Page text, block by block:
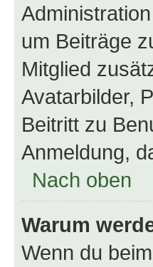
um Beiträge
Mitglied
Avatarbilder,
Beitritt zu
Anmeldung,
Nach oben
Warum
Wenn du